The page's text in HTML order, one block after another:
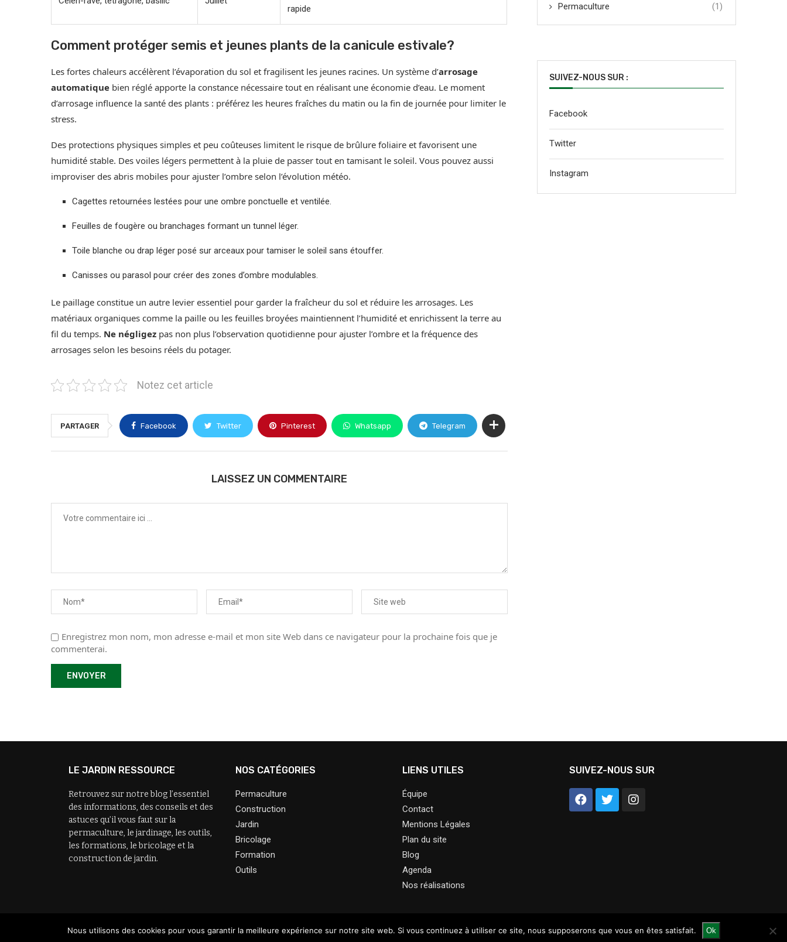
rapide
Comment protéger semis et jeunes plants de la canicule estivale?
Les fortes chaleurs accélèrent l’évaporation du sol et fragilisent les jeunes racines. Un système d’arrosage
automatique bien réglé apporte la constance nécessaire tout en réalisant une économie d’eau. Le moment
d’arrosage influence la santé des plants : préférez les heures fraîches du matin ou la fin de journée pour limiter le
stress.
Des protections physiques simples et peu coûteuses limitent le risque de brûlure foliaire et favorisent une
humidité stable. Des voiles légers permettent à la pluie de passer tout en tamisant le soleil. Vous pouvez aussi
improviser des abris mobiles pour ajuster l’ombre selon l’évolution météo.
Cagettes retournées lestées pour une ombre ponctuelle et ventilée.
Feuilles de fougère ou branchages formant un tunnel léger.
Toile blanche ou drap léger posé sur arceaux pour tamiser le soleil sans étouffer.
Canisses ou parasol pour créer des zones d’ombre modulables.
Le paillage constitue un autre levier essentiel pour garder la fraîcheur du sol et réduire les arrosages. Les
matériaux organiques comme la paille ou les feuilles broyées maintiennent l’humidité et enrichissent la terre au
fil du temps. Ne négligez pas non plus l’observation quotidienne pour ajuster l’ombre et la fréquence des
arrosages selon les besoins réels du potager.
Notez cet article
PARTAGER Facebook Twitter Pinterest Whatsapp Telegram
LAISSEZ UN COMMENTAIRE
Enregistrez mon nom, mon adresse e-mail et mon site Web dans ce navigateur pour la prochaine fois que je
commenterai.
Permaculture (1)
SUIVEZ-NOUS SUR :
Facebook
Twitter
Instagram
LE JARDIN RESSOURCE
Retrouvez sur notre blog l’essentiel
des informations, des conseils et des
astuces qu’il vous faut sur la
permaculture, le jardinage, les outils,
les formations, le bricolage et la
construction de jardin.
NOS CATÉGORIES
Permaculture
Construction
Jardin
Bricolage
Formation
Outils
LIENS UTILES
Équipe
Contact
Mentions Légales
Plan du site
Blog
Agenda
Nos réalisations
SUIVEZ-NOUS SUR
@2023 – Tous droits réservés.Le Jardin Ressource
Nous utilisons des cookies pour vous garantir la meilleure expérience sur notre site web. Si vous continuez à utiliser ce site, nous supposerons que vous en êtes satisfait. Ok